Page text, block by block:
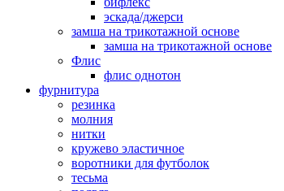
эскада/джерси
замша на трикотажной основе
замша на трикотажной основе
Флис
флис однотон
фурнитура
резинка
молния
нитки
кружево эластичное
воротники для футболок
тесьма